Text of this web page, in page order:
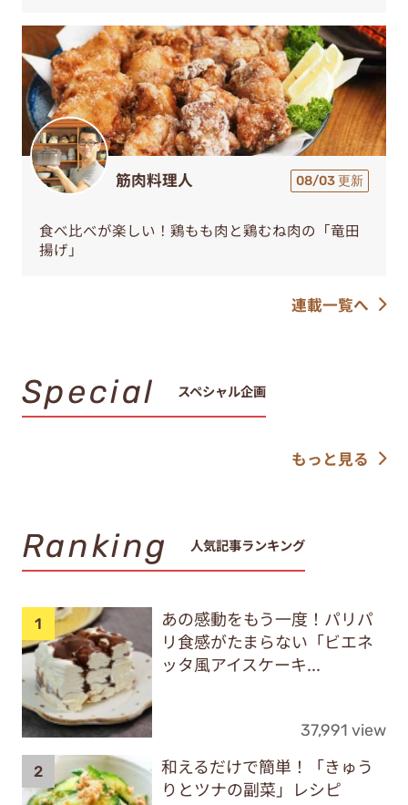
筋肉料理人 08/03 更新
食べ比べが楽しい！鶏もも肉と鶏むね肉の「竜田
揚げ」
連載一覧へ
Special スペシャル企画
もっと見る
Ranking 人気記事ランキング
あの感動をもう一度！パリパ
リ食感がたまらない「ビエネ
ッタ風アイスケーキ...
37,991 view
和えるだけで簡単！「きゅう
りとツナの副菜」レシピ